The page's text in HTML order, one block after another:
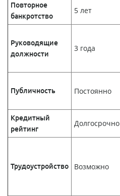
Повторное
банкротство
5 лет
Руководящие
должности
3 года
Публичность Постоянно
Кредитный
рейтинг
Долгосрочно
Трудоустройство Возможно